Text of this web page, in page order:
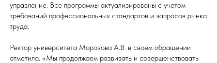
управление. Все программы актуализированы с учетом
требований профессиональных стандартов и запросов рынка
труда.
Ректор университета Морозова А.В. в своем обращении
отметила: «Мы продолжаем развивать и совершенствовать